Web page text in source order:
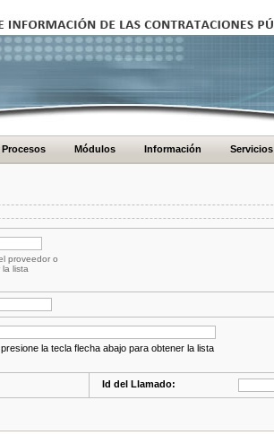
Procesos Módulos Información Servicios
proveedor o
lista
la tecla flecha abajo para obtener la lista
Id del Llamado: